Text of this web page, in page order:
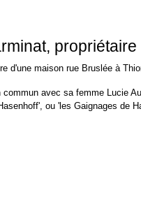
d'une maison rue Bruslée à
commun avec sa femme Lucie
ou 'les Gaignages de